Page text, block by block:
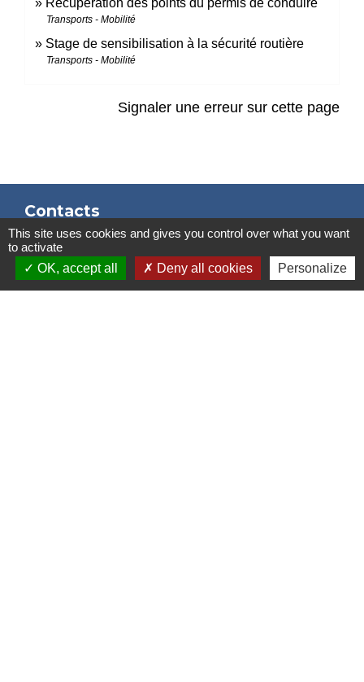
Récupération des points du permis de conduire
Transports - Mobilité
Stage de sensibilisation à la sécurité routière
Transports - Mobilité
Signaler une erreur sur cette page
Contacts
Mairie de Marssac-sur-Tarn
2 Rue Tonimarié
81150 Marssac-sur-Tarn - FRANCE
This site uses cookies and gives you control over what you want
to activate
OK, accept all
Deny all cookies Personalize